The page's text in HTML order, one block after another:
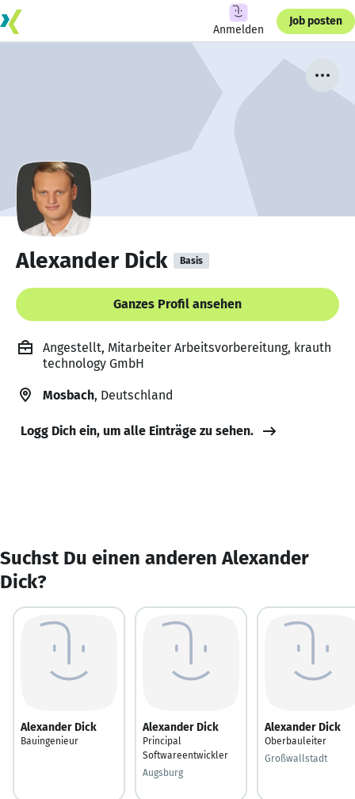
Anmelden
Job posten
Alexander Dick Basis
Ganzes Profil ansehen
Angestellt, Mitarbeiter Arbeitsvorbereitung, krauth
technology GmbH
Mosbach, Deutschland
Logg Dich ein, um alle Einträge zu sehen.
Suchst Du einen anderen Alexander
Dick?
Alexander Dick
Bauingenieur
Alexander Dick
Principal
Softwareentwickler
Augsburg
Alexander Dick
Oberbauleiter
Großwallstadt